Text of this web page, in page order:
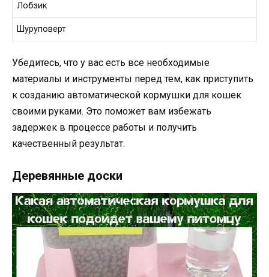
Лобзик
Шуруповерт
Убедитесь, что у вас есть все необходимые
материалы и инструменты перед тем, как приступить
к созданию автоматической кормушки для кошек
своими руками. Это поможет вам избежать
задержек в процессе работы и получить
качественный результат.
Деревянные доски